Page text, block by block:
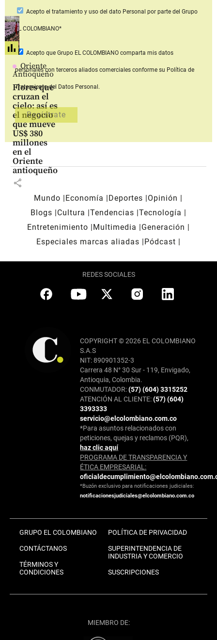
Oriente
Antioqueño
Flores que
cruzan el
cielo: así es
el negocio
que mueve
US$ 380
millones
en el
Oriente
antioqueño
share
Acepto el tratamiento y uso del dato Personal por parte del Grupo
EL COLOMBIANO*
Acepto que Grupo EL COLOMBIANOcomparta mis datos
personales con terceros aliados comerciales conforme su Política de
Tratamiento del Datos Personal.
Mundo Economía Deportes
Opinión
Blogs
Cultura Tendencias Tecnología
Entretenimiento
Multimedia
Generación
Especiales marcas aliadas
Pódcast
REDES SOCIALES
COPYRIGHT © 2026 EL COLOMBIANO
S.A.S
NIT: 890901352-3
Carrera 48 N° 30 Sur - 119, Envigado,
Antioquia, Colombia.
CONMUTADOR:(57) (604) 3315252
ATENCIÓN AL CLIENTE:(57) (604)
3393333
servicio@elcolombiano.com.co
*Para asuntos relacionados con
peticiones, quejas y reclamos (PQR),
haz clic aquí
PROGRAMA DE TRANSPARENCIA Y
ÉTICA EMPRESARIAL:
*Buzón exclusivo para notificaciones judiciales:
notificacionesjudiciales@elcolombiano.com.co
GRUPO EL COLOMBIANO
CONTÁCTANOS
TÉRMINOS Y
CONDICIONES
POLÍTICA DE PRIVACIDAD
SUPERINTENDENCIA DE
INDUSTRIA Y COMERCIO
SUSCRIPCIONES
MIEMBRO DE: